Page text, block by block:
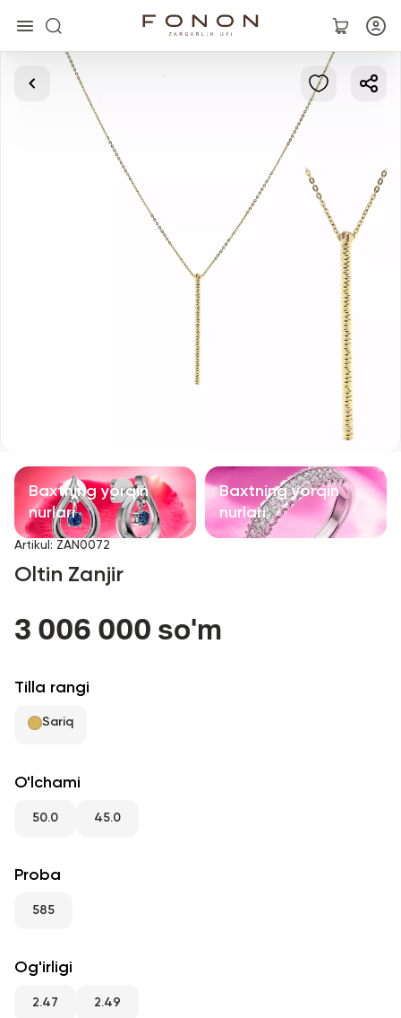
Asosiy
Kolleksiyalar
Aksessuarlar
Sevimli
RU
Baxtning yorqin
nurlari
Baxtning yorqin
nurlari
Artikul : ZAN0072
Oltin Zanjir
3 006 000 so'm
Tilla rangi
Sariq
O'lchami
50.0 45.0
Proba
585
Og'irligi
2.47 2.49